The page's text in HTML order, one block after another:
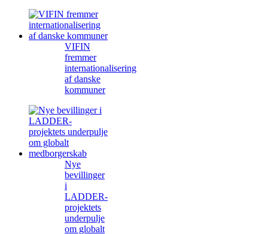
VIFIN
fremmer
internationalisering
af danske
kommuner
Nye
bevillinger
i
LADDER-
projektets
underpulje
om globalt